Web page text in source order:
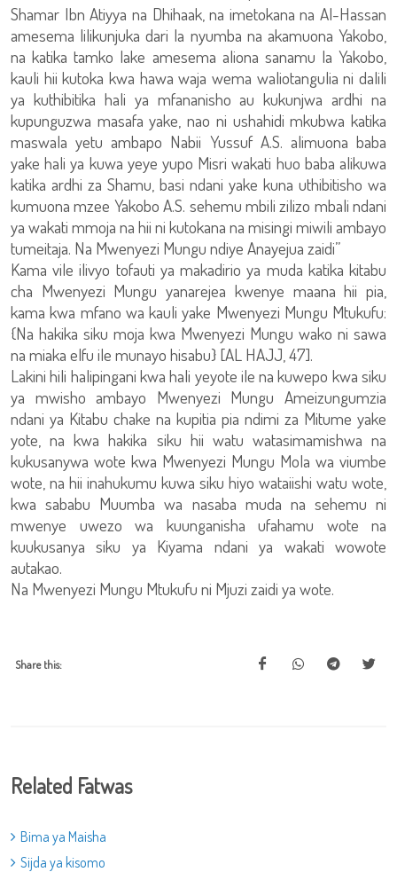
Shamar Ibn Atiyya na Dhihaak, na imetokana na Al-Hassan
amesema lilikunjuka dari la nyumba na akamuona Yakobo,
na katika tamko lake amesema aliona sanamu la Yakobo,
kauli hii kutoka kwa hawa waja wema waliotangulia ni dalili
ya kuthibitika hali ya mfananisho au kukunjwa ardhi na
kupunguzwa masafa yake, nao ni ushahidi mkubwa katika
maswala yetu ambapo Nabii Yussuf A.S. alimuona baba
yake hali ya kuwa yeye yupo Misri wakati huo baba alikuwa
katika ardhi za Shamu, basi ndani yake kuna uthibitisho wa
kumuona mzee Yakobo A.S. sehemu mbili zilizo mbali ndani
ya wakati mmoja na hii ni kutokana na misingi miwili ambayo
tumeitaja. Na Mwenyezi Mungu ndiye Anayejua zaidi”
Kama vile ilivyo tofauti ya makadirio ya muda katika kitabu
cha Mwenyezi Mungu yanarejea kwenye maana hii pia,
kama kwa mfano wa kauli yake Mwenyezi Mungu Mtukufu:
{Na hakika siku moja kwa Mwenyezi Mungu wako ni sawa
na miaka elfu ile munayo hisabu} [AL HAJJ, 47].
Lakini hili halipingani kwa hali yeyote ile na kuwepo kwa siku
ya mwisho ambayo Mwenyezi Mungu Ameizungumzia
ndani ya Kitabu chake na kupitia pia ndimi za Mitume yake
yote, na kwa hakika siku hii watu watasimamishwa na
kukusanywa wote kwa Mwenyezi Mungu Mola wa viumbe
wote, na hii inahukumu kuwa siku hiyo wataiishi watu wote,
kwa sababu Muumba wa nasaba muda na sehemu ni
mwenye uwezo wa kuunganisha ufahamu wote na
kuukusanya siku ya Kiyama ndani ya wakati wowote
autakao.
Na Mwenyezi Mungu Mtukufu ni Mjuzi zaidi ya wote.
Share this:
Related Fatwas
Bima ya Maisha
Sijda ya kisomo